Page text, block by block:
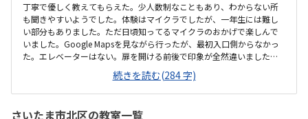
丁寧で優しく教えてもらえた。少人数制なこともあり、わからない所
も聞きやすいようでした。体験はマイクラでしたが、一年生には難し
い部分もありました。ただ日頃知ってるマイクラのおかげで楽しんで
いました。Google Mapsを見ながら行ったが、最初入口側からなかっ
た。エレベーターはない。扉を開ける前後で印象が全然違いました。
とても綺麗で、広々としていました。教室内は土足でしたが、全体的
に綺麗でした。プログラミングあるあるですが、やっぱり月2回にして
は高い。他の習い事もしているので悩みどころです。マイクラで遊ん
続きを読む(284 字)
さいたま市北区の教室一覧